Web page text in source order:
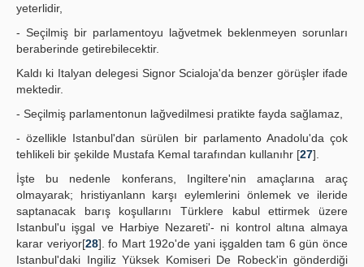
yeterlidir,
- Seçilmiş bir parlamentoyu lağvetmek beklenmeyen sorunları
beraberinde getirebilecektir.
Kaldı ki Italyan delegesi Signor Scialoja'da benzer görüşler ifade
mektedir.
- Seçilmiş parlamentonun lağvedilmesi pratikte fayda sağlamaz,
- özellikle Istanbul'dan sürülen bir parlamento Anadolu'da çok
tehlikeli bir şekilde Mustafa Kemal tarafından kullanıhr [27].
İşte bu nedenle konferans, Ingiltere'nin amaçlarına araç
olmayarak; hristiyanlann karşı eylemlerini önlemek ve ileride
saptanacak barış koşullarını Türklere kabul ettirmek üzere
Istanbul'u işgal ve Harbiye Nezareti'- ni kontrol altına almaya
karar veriyor[28]. fo Mart 192o'de yani işgalden tam 6 gün önce
Istanbul'daki Ingiliz Yüksek Komiseri De Robeck'in gönderdiği